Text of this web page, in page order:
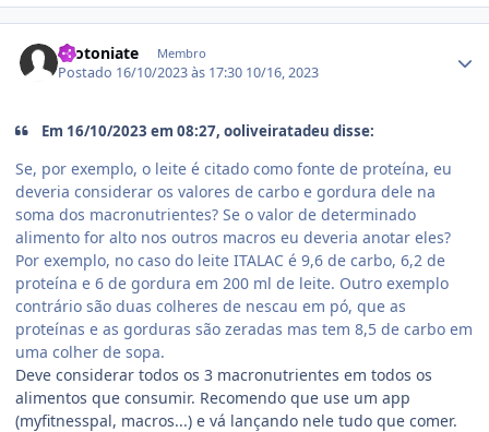
Crotoniate Membro
Postado 16/10/2023 às 17:30 10/16, 2023
Em 16/10/2023 em 08:27, ooliveiratadeu disse:
Se, por exemplo, o leite é citado como fonte de proteína, eu
deveria considerar os valores de carbo e gordura dele na
soma dos macronutrientes? Se o valor de determinado
alimento for alto nos outros macros eu deveria anotar eles?
Por exemplo, no caso do leite ITALAC é 9,6 de carbo, 6,2 de
proteína e 6 de gordura em 200 ml de leite. Outro exemplo
contrário são duas colheres de nescau em pó, que as
proteínas e as gorduras são zeradas mas tem 8,5 de carbo em
uma colher de sopa.
Deve considerar todos os 3 macronutrientes em todos os
alimentos que consumir. Recomendo que use um app
(myfitnesspal, macros...) e vá lançando nele tudo que comer.